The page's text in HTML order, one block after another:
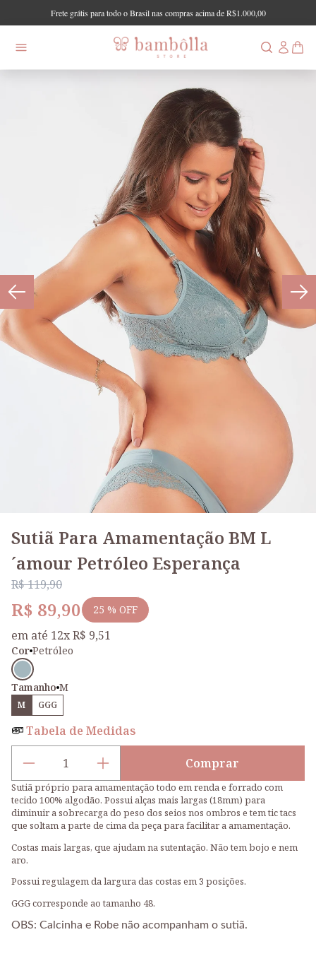
Frete grátis para todo o Brasil nas compras acima de R$1.000,00
Sutiã Para Amamentação BM L
´amour Petróleo Esperança
R$ 119,90
R$ 89,90 25 % OFF
em até 12x R$ 9,51
Cor Petróleo
Cor
Tamanho M
M GGG
Tabela de Medidas
Comprar
Sutiã Para
Sutiã próprio para amamentação todo em renda e forrado com
tecido 100% algodão. Possui alças mais largas (18mm) para
diminuir a sobrecarga do peso dos seios nos ombros e tem tic tacs
que soltam a parte de cima da peça para facilitar a amamentação.
Costas mais largas, que ajudam na sutentação. Não tem bojo e nem
aro.
Possui regulagem da largura das costas em 3 posições.
GGG corresponde ao tamanho 48.
OBS: Calcinha e Robe não acompanham o sutiã.